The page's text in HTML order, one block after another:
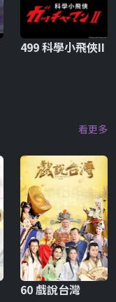
499 科學小飛俠II
看更多
60 戲說台灣